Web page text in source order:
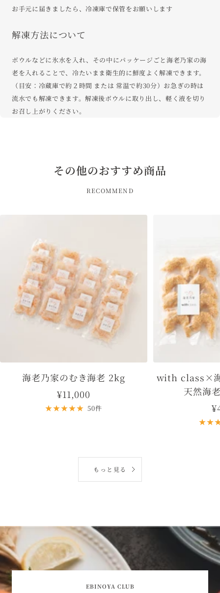
お手元に届きましたら、冷凍庫で保管をお願いします
解凍方法について
ボウルなどに氷⽔を⼊れ、その中にパッケージごと海⽼乃家の海
⽼を⼊れることで、冷たいまま衛⽣的に鮮度よく解凍できます。
（目安：冷蔵庫で約２時間 または 常温で約30分）お急ぎの時は
流水でも解凍できます。解凍後ボウルに取り出し、軽く液を切り
お召し上がりください。
その他のおすすめ商品
RECOMMEND
海老乃家のむき海老 2kg
セ
ー
¥11,000
50件
with class×海
天然海
もっと見る
EBINOYA CLUB